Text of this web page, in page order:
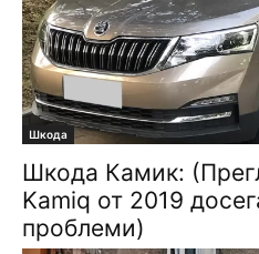
Шкода
Шкода Камик:
Kamiq от 2019
проблеми)